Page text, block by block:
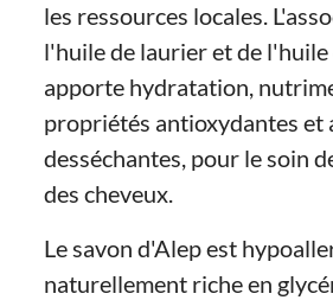
les ressources locales.
l'huile de laurier et de
apporte hydratation,
propriétés antioxydantes et
desséchantes, pour le soin
des cheveux.
Le savon d'Alep est
naturellement riche en